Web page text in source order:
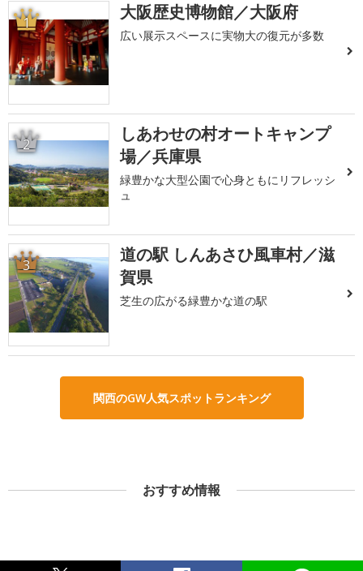
1 大阪歴史博物館／大阪府
広い展示スペースに実物大の復元が多数
2
しあわせの村オートキャンプ
場／兵庫県
緑豊かな大型公園で心身ともにリフレッシ
ュ
3
道の駅 しんあさひ風車村／滋
賀県
芝生の広がる緑豊かな道の駅
関西のGW人気スポットランキング
おすすめ情報